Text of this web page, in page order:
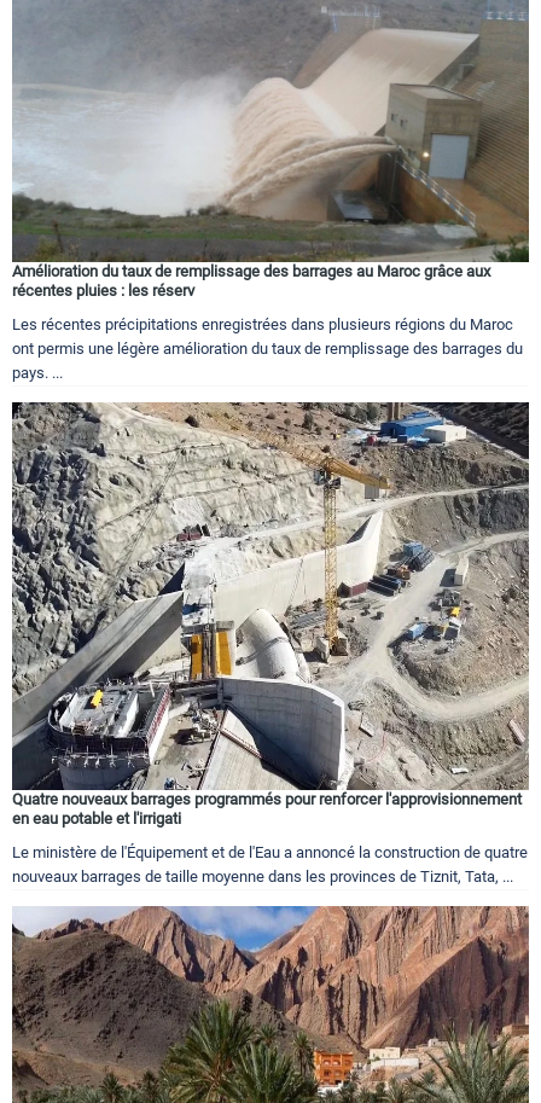
Amélioration du taux de remplissage des barrages au Maroc grâce aux
récentes pluies : les réserv
Les récentes précipitations enregistrées dans plusieurs régions du Maroc
ont permis une légère amélioration du taux de remplissage des barrages du
pays. ...
Quatre nouveaux barrages programmés pour renforcer l'approvisionnement
en eau potable et l'irrigati
Le ministère de l'Équipement et de l'Eau a annoncé la construction de quatre
nouveaux barrages de taille moyenne dans les provinces de Tiznit, Tata, ...